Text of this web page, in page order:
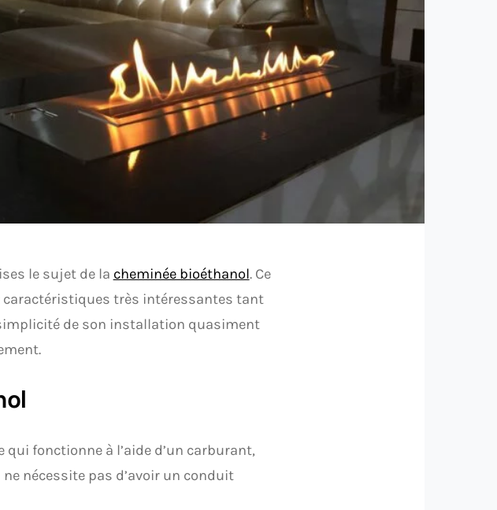
le sujet de la cheminée bioéthanol. Ce
caractéristiques très intéressantes tant
de son installation quasiment
fonctionne à l’aide d’un carburant,
nécessite pas d’avoir un conduit